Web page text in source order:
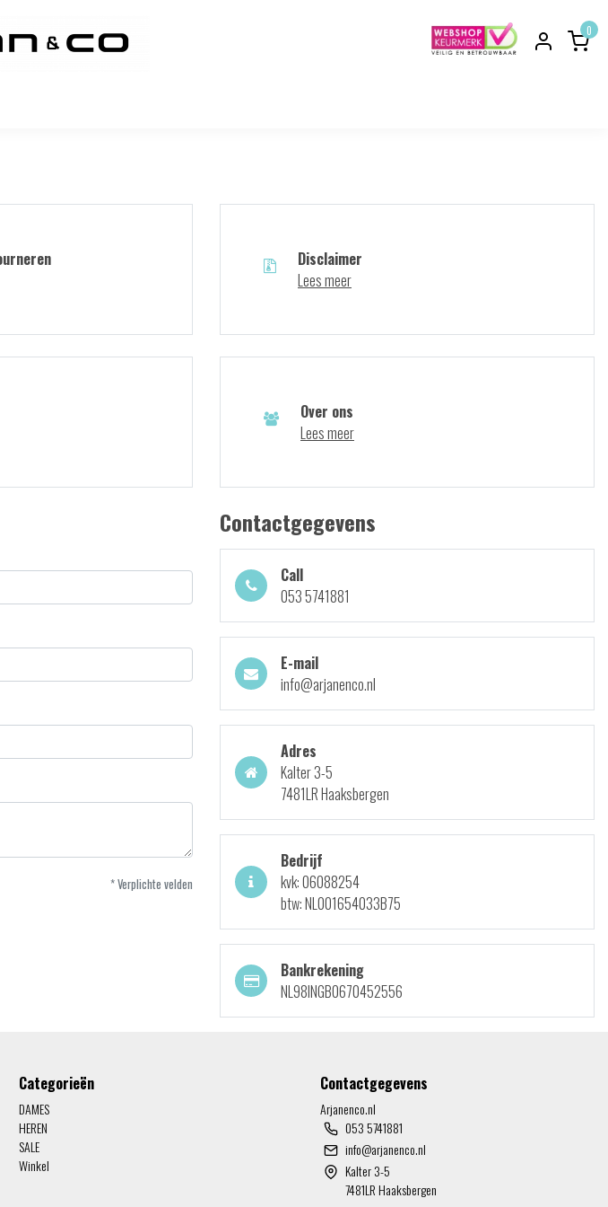
0
Disclaimer
Lees meer
Over ons
Lees meer
* Verplichte velden
Contactgegevens
Call
053 5741881
E-mail
info@arjanenco.nl
Adres
Kalter 3-5
7481LR Haaksbergen
Bedrijf
kvk: 06088254
btw: NL001654033B75
Bankrekening
NL98INGB0670452556
Categorieën
DAMES
HEREN
SALE
Winkel
Contactgegevens
Arjanenco.nl
053 5741881
info@arjanenco.nl
Kalter 3-5
7481LR Haaksbergen